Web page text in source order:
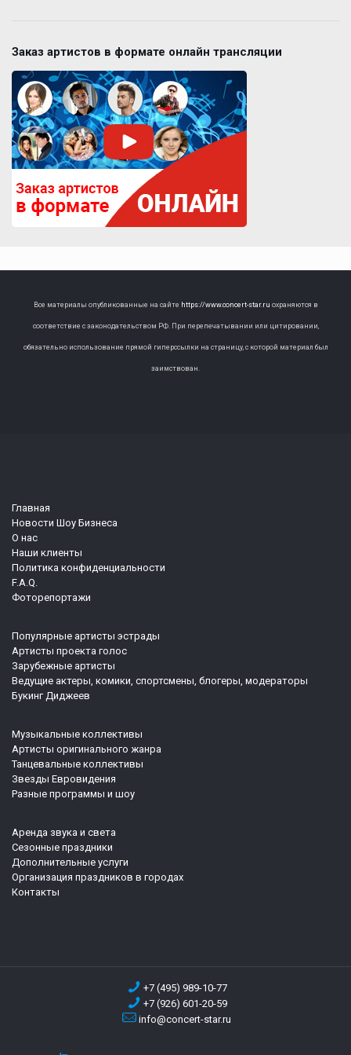
Заказ артистов в формате онлайн трансляции
Все материалы опубликованные на сайте https://www.concert-star.ru охраняются в
соответствие с законодательством РФ. При перепечатывании или цитировании,
обязательно использование прямой гиперссылки на страницу, с которой материал был
заимствован.
Главная
Новости Шоу Бизнеса
О нас
Наши клиенты
Политика конфиденциальности
F.A.Q.
Фоторепортажи
Популярные артисты эстрады
Артисты проекта голос
Зарубежные артисты
Ведущие актеры, комики, спортсмены, блогеры, модераторы
Букинг Диджеев
Музыкальные коллективы
Артисты оригинального жанра
Танцевальные коллективы
Звезды Евровидения
Разные программы и шоу
Аренда звука и света
Сезонные праздники
Дополнительные услуги
Организация праздников в городах
Контакты
+7 (495) 989-10-77
+7 (926) 601-20-59
info@concert-star.ru